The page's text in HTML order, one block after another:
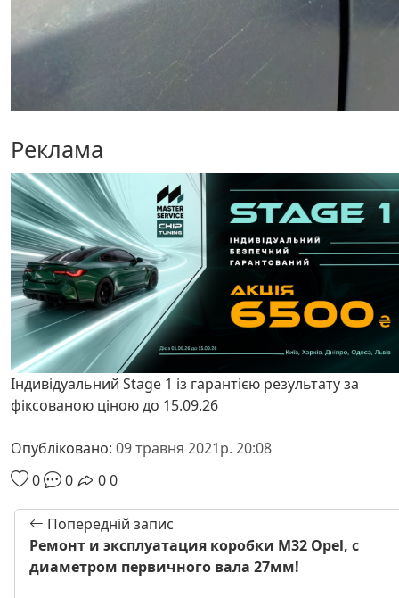
Реклама
Індивідуальний Stage 1 із гарантією результату за
фіксованою ціною до 15.09.26
Опубліковано: 09 травня 2021р. 20:08
0
0 00
Попередній запис
Ремонт и эксплуатация коробки M32 Opel, c
диаметром первичного вала 27мм!